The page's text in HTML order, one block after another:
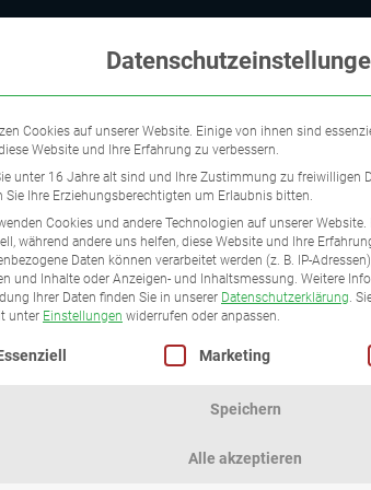
3
Cookies auf unserer Website. Einige von ihnen sind
Website und Ihre Erfahrung zu verbessern.
unter 16 Jahre alt sind und Ihre Zustimmung zu freiwilligen
Sie Ihre Erziehungsberechtigten um Erlaubnis bitten.
Cookies und andere Technologien auf unserer
während andere uns helfen, diese Website und Ihre
Daten können verarbeitet werden (z. B. IP-
und Inhalte oder Anzeigen- und Inhaltsmessung. Weitere
Ihrer Daten finden Sie in unserer Datenschutzerklärung.
unter Einstellungen widerrufen oder anpassen.
eine Liste der Service-Gruppen, für die
Marketing
Speichern
Alle akzeptieren